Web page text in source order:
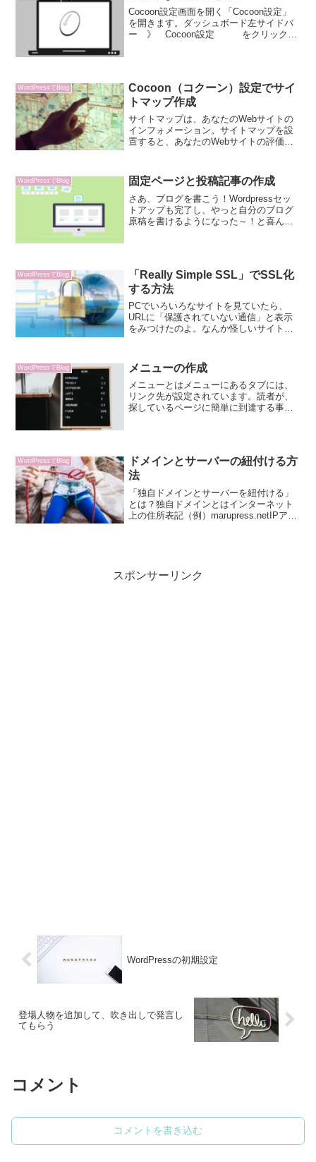
Cocoon設定画面を開く「Cocoon設定」
を開きます。ダッシュボード左サイドバ
ー 》 Cocoon設定 をクリック下
WordPressでBlog
Cocoon（コクーン）設定でサイ
トマップ作成
サイトマップは、あなたのWebサイトの
インフォメーション。サイトマップを設
置すると、あなたのWebサイトの評価が
WordPressでBlog 固定ページと投稿記事の作成
さあ、ブログを書こう！Wordpressセッ
トアップも完了し、やっと自分のブログ
原稿を書けるようになった～！と喜んで
WordPressでBlog
「Really Simple SSL」でSSL化
する方法
PCでいろいろなサイトを見ていたら、
URLに「保護されていない通信」と表示
をみつけたのよ。なんか怪しいサイトで
WordPressプラグインでSSL化する方
法...
WordPressでBlog メニューの作成
メニューとはメニューにあるタブには、
リンク先が設定されています。読者が、
探しているページに簡単に到達する事を
WordPressでBlog
ドメインとサーバーの紐付ける方
法
「独自ドメインとサーバーを紐付ける」
とは？独自ドメインとはインターネット
上の住所表記（例）marupress.netIPアド
スポンサーリンク
WordPressの初期設定
登場人物を追加して、吹き出しで発言し
てもらう
コメント
コメントを書き込む